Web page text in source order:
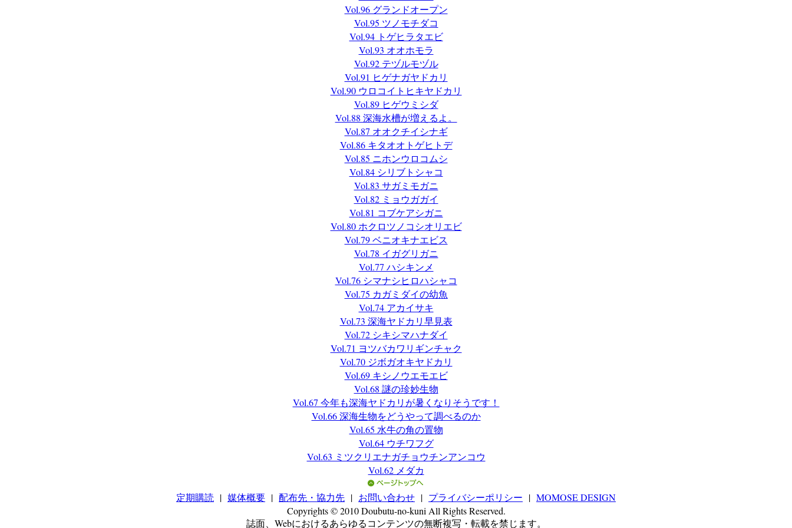
Vol.96 グランドオープン
Vol.95 ツノモチダコ
Vol.94 トゲヒラタエビ
Vol.93 オオホモラ
Vol.92 テヅルモヅル
Vol.91 ヒゲナガヤドカリ
Vol.90 ウロコイトヒキヤドカリ
Vol.89 ヒゲウミシダ
Vol.88 深海水槽が増えるよ。
Vol.87 オオクチイシナギ
Vol.86 キタオオトゲヒトデ
Vol.85 ニホンウロコムシ
Vol.84 シリブトシャコ
Vol.83 サガミモガニ
Vol.82 ミョウガガイ
Vol.81 コブケアシガニ
Vol.80 ホクロツノコシオリエビ
Vol.79 ベニオキナエビス
Vol.78 イガグリガニ
Vol.77 ハシキンメ
Vol.76 シマナシヒロハシャコ
Vol.75 カガミダイの幼魚
Vol.74 アカイサキ
Vol.73 深海ヤドカリ早見表
Vol.72 シキシマハナダイ
Vol.71 ヨツバカワリギンチャク
Vol.70 ジボガオキヤドカリ
Vol.69 キシノウエモエビ
Vol.68 謎の珍妙生物
Vol.67 今年も深海ヤドカリが暑くなりそうです！
Vol.66 深海生物をどうやって調べるのか
Vol.65 水牛の角の置物
Vol.64 ウチワフグ
Vol.63 ミツクリエナガチョウチンアンコウ
Vol.62 メダカ
定期購読 | 媒体概要 | 配布先・協力先 | お問い合わせ | プライバシーポリシー | MOMOSE DESIGN
Copyrights © 2010 Doubutu-no-kuni All Rights Reserved.
誌面、Webにおけるあらゆるコンテンツの無断複写・転載を禁じます。